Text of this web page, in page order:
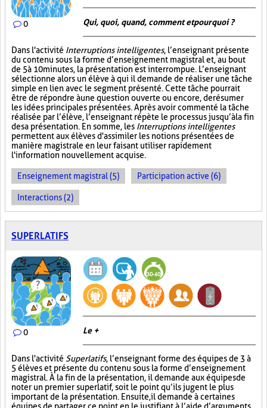
0 Qui, quoi, quand, comment et pourquoi ?
Dans l'activité Interruptions intelligentes, l’enseignant présente
du contenu sous la forme d’enseignement magistral et, au bout
de 5 à 10 minutes, la présentation est interrompue. L’enseignant
sélectionne alors un élève à qui il demande de réaliser une tâche
simple en lien avec le segment présenté. Cette tâche pourrait
être de répondre à une question ouverte ou encore, de résumer
les idées principales présentées. Après avoir commenté la tâche
réalisée par l’élève, l’enseignant répète le processus jusqu’à la fin
de sa présentation. En somme, les Interruptions intelligentes
permettent aux élèves d'assimiler les notions présentées de
manière magistrale en leur faisant utiliser rapidement
l'information nouvellement acquise.
Enseignement magistral (5) Participation active (6)
Interactions (2)
SUPERLATIFS
0 Le +
Dans l'activité Superlatifs, l’enseignant forme des équipes de 3 à
5 élèves et présente du contenu sous la forme d’enseignement
magistral. À la fin de la présentation, il demande aux équipes de
noter un premier superlatif, soit le point qu’ils jugent le plus
important de la présentation. Ensuite, il demande à certaines